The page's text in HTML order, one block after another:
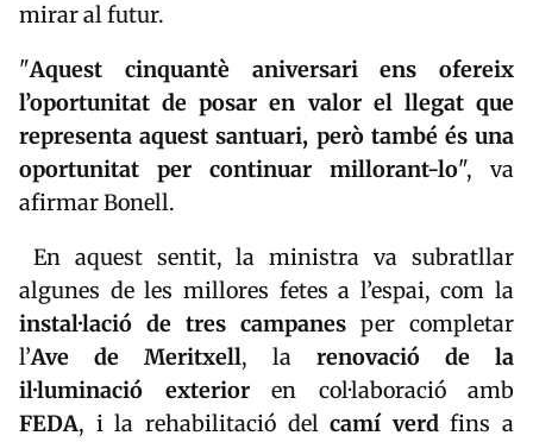
mirar al futur.
"Aquest cinquantè aniversari ens ofereix
l’oportunitat de posar en valor el llegatque
representa aquest santuari, però també és una
oportunitat per continuar millorant-lo", va
afirmar Bonell.
En aquest sentit, la ministra va subratllar
algunes de les millores fetes a l’espai, com la
instal·lació de tres campanes per completar
l’Ave de Meritxell, la renovació de la
il·luminació exterioren col·laboració amb
FEDA, i la rehabilitació delcamí verdfins a